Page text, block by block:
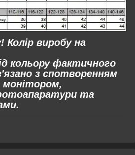
Колір виробу на
кольору фактичного
з спотворенням
та